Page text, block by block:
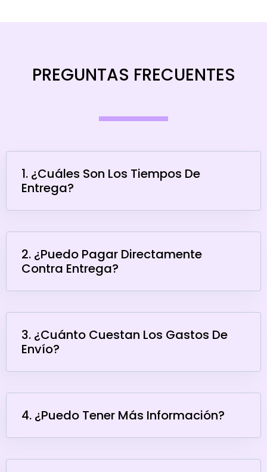
PREGUNTAS FRECUENTES
1. ¿Cuáles Son Los Tiempos De
Entrega?
2. ¿Puedo Pagar Directamente
Contra Entrega?
3. ¿Cuánto Cuestan Los Gastos De
Envío?
4. ¿Puedo Tener Más Información?